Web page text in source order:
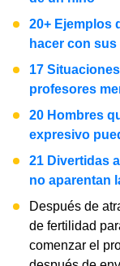
20+ Ejemplos
hacer con
17
profesores
20 Hombres
expresivo
21 Divertidas
no aparentan
Después de
de fertilidad
comenzar el